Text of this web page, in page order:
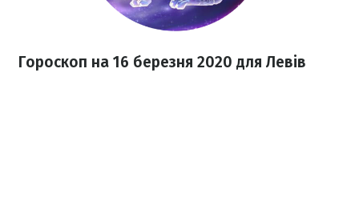
Гороскоп на 16 березня 2020 для Левів